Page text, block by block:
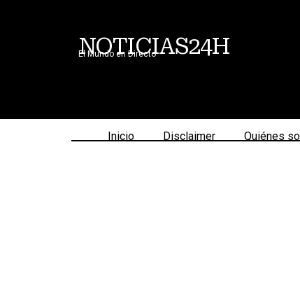
NOTICIAS24H
El Mundo en Directo
Inicio Disclaimer Quiénes